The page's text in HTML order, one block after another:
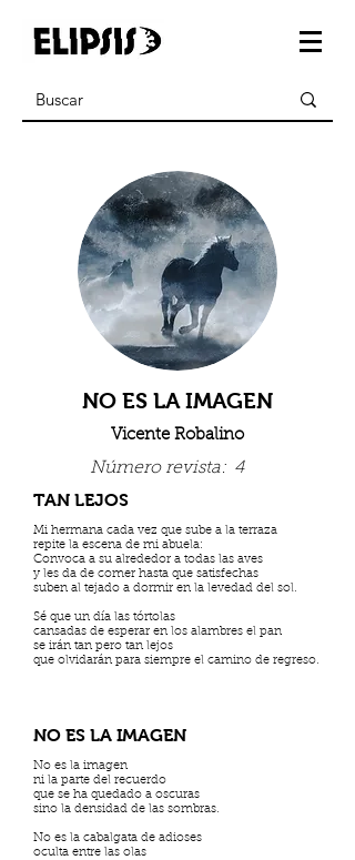
NO ES LA IMAGEN
Vicente Robalino
Número revista: 4
TAN LEJOS
Mi hermana cada vez que sube a la terraza
repite la escena de mi abuela:
Convoca a su alrededor a todas las aves
y les da de comer hasta que satisfechas
suben al tejado a dormir en la levedad del sol.
Sé que un día las tórtolas
cansadas de esperar en los alambres el pan
se irán tan pero tan lejos
que olvidarán para siempre el camino de regreso.
NO ES LA IMAGEN
No es la imagen
ni la parte del recuerdo
que se ha quedado a oscuras
sino la densidad de las sombras.
No es la cabalgata de adioses
oculta entre las olas